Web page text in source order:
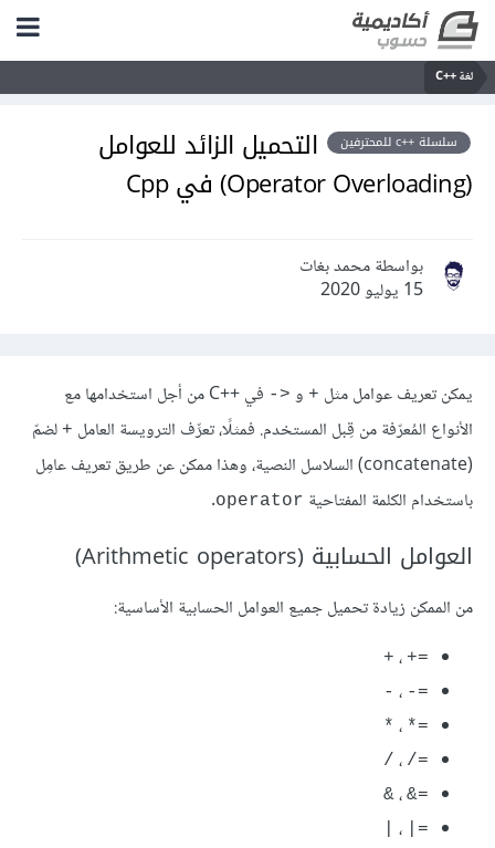
لغة C++‎
سلسلة ++c للمحترفين
التحميل الزائد للعوامل
(Operator Overloading) في Cpp
بواسطة محمد بغات
15 يوليو 2020
يمكن تعريف عوامل مثل ‎+‎ و ‎->‎
في ++C من أجل استخدامها مع
الأنواع المُعرّفة من قِبل المستخدم. فمثلًا، تعرِّف الترويسة العامل ‎+‎ لضمّ
(concatenate) السلاسل النصية، وهذا ممكن عن طريق تعريف عامِل
باستخدام الكلمة المفتاحية ‎operator‎
.
العوامل الحسابية (Arithmetic operators)
من الممكن زيادة تحميل جميع العوامل الحسابية الأساسية:
‎+‎ ، ‎+=‎
‎-‎ ، ‎-=‎
‎*‎ ، ‎*=‎
‎/‎ ، ‎/=‎
‎&‎ ، ‎&=‎
،
‎|=‎